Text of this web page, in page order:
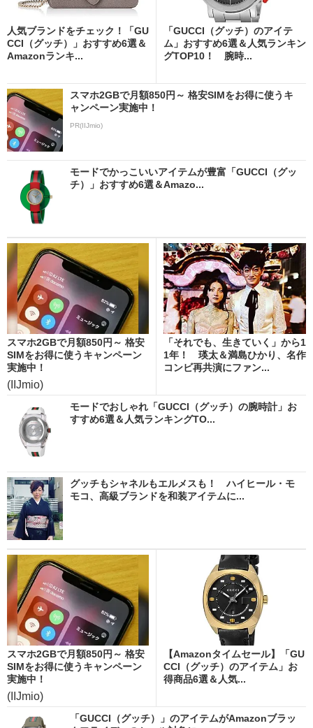
人気ブランドをチェック！「GU
CCI（グッチ）」おすすめ6選＆
Amazonランキ...
「GUCCI（グッチ）のアイテ
ム」おすすめ6選＆人気ランキン
グTOP10！ 腕時...
スマホ2GBで月額850円～ 格安SIMをお得に使うキ
ャンペーン実施中！
PR(IIJmio)
モードでかっこいいアイテムが豊富「GUCCI（グッ
チ）」おすすめ6選＆Amazo...
スマホ2GBで月額850円～ 格安
SIMをお得に使うキャンペーン
実施中！
(IIJmio)
「それでも、生きていく」から1
1年！ 瑛太＆満島ひかり、名作
コンビ再共演にファン...
モードでおしゃれ「GUCCI（グッチ）の腕時計」お
すすめ6選＆人気ランキングTO...
グッチもシャネルもエルメスも！ ハイヒール・モ
モコ、高級ブランドを和装アイテムに...
スマホ2GBで月額850円～ 格安
SIMをお得に使うキャンペーン
実施中！
(IIJmio)
【Amazonタイムセール】「GU
CCI（グッチ）のアイテム」お
得商品6選＆人気...
「GUCCI（グッチ）」のアイテムがAmazonブラッ